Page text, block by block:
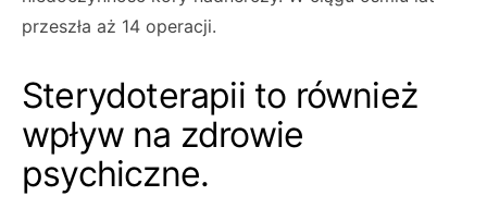
przeszła aż 14 operacji.
Sterydoterapii to również
wpływ na zdrowie
psychiczne.